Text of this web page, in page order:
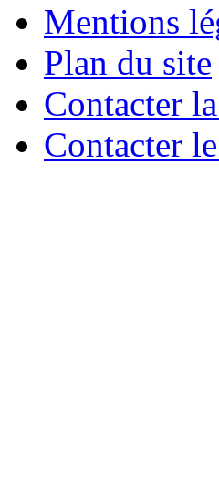
Mentions
Plan du site
Contacter
Contacter